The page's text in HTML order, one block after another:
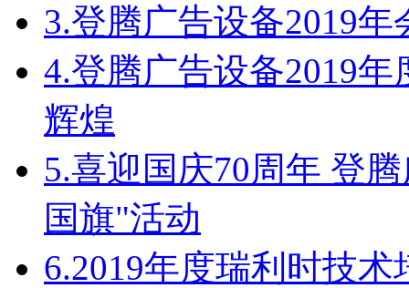
3.登腾广告设备2019
4.登腾广告设备2019
辉煌
5.喜迎国庆70周年 登
国旗"活动
6.2019年度瑞利时技